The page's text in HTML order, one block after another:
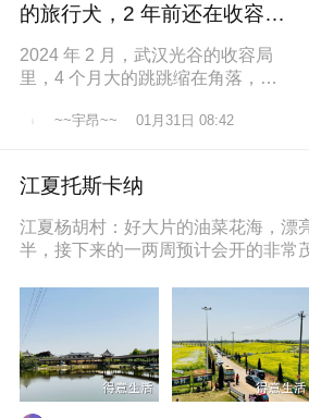
的旅行犬，2 年前还在收容所
2024 年 2 月，武汉光谷的收容局
里，4 个月大的跳跳缩在角落，土
的眼睛怯生生望着来人。我们俱乐
~~宇昂~~ 01月31日 08:42
江夏托斯卡纳
江夏杨胡村：好大片的油菜花海，漂
半，接下来的一两周预计会开的非常